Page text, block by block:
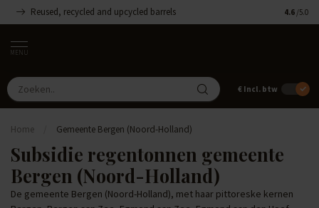
Reused, recycled and upcycled barrels 4.6 /5.0
MENU
€ Incl. btw
Home Gemeente Bergen (Noord-Holland)
Subsidie regentonnen gemeente
Bergen (Noord-Holland)
De gemeente Bergen (Noord-Holland), met haar pittoreske kernen